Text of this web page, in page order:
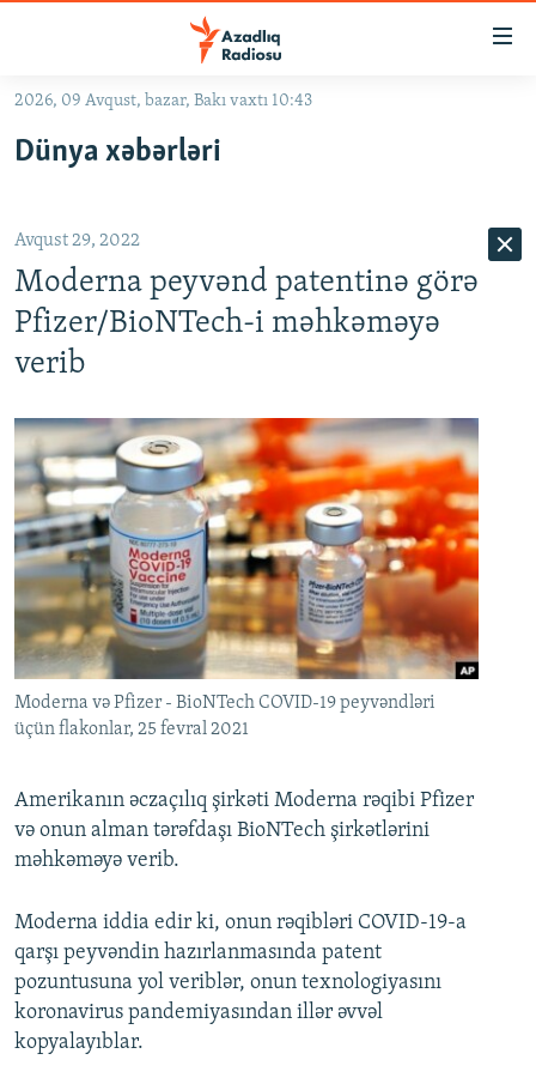
Əsas
qayıt
qayıt
Axtarışa
keç
#İZAHLA
#ƏSLINDƏ
QANUNI DOĞRU
MULTIMEDIA
VIDEO
FOTOQALEREYA
İNFOQRAFIKA
KARIKATURA
RADIO ARXIV
OXU ZALI
AZƏRBAYCAN ƏDƏBIYYATI KITABXANASI
İSLAM VƏ DEMOKRATIYA
İZ - MƏDƏNIYYƏT PROQRAMI
HAQQIMIZDA
MISSIYAMIZ
PEŞƏ ETIKASI VƏ JURNALISTIKA STANDARTLARIMIZ
MATERIALLARIMIZDAN ISTIFADƏ
AZADLIQRADIOSU MOBIL TELEFONUNUZDA
BIZIMLƏ ƏLAQƏ
BIZI IZLƏ
RFE/RL-in bütün saytları
2026, 09 Avqust, bazar, Bakı vaxtı 10:43
Dünya xəbərləri
Avqust 29, 2022
Moderna peyvənd patentinə görə
Pfizer/BioNTech-i məhkəməyə
verib
Moderna və Pfizer - BioNTech COVID-19 peyvəndləri
üçün flakonlar, 25 fevral 2021
Amerikanın əczaçılıq şirkəti Moderna rəqibi Pfizer
və onun alman tərəfdaşı BioNTech şirkətlərini
məhkəməyə verib.
Moderna iddia edir ki, onun rəqibləri COVID-19-a
qarşı peyvəndin hazırlanmasında patent
pozuntusuna yol veriblər, onun texnologiyasını
koronavirus pandemiyasından illər əvvəl
kopyalayıblar.